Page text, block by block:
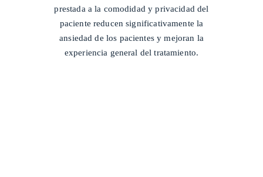
prestada a la comodidad y privacidad del
paciente reducen significativamente la
ansiedad de los pacientes y mejoran la
experiencia general del tratamiento.